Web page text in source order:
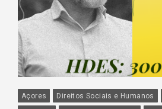
Açores Direitos Sociais e Humanos